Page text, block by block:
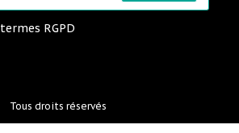
RGPD
Tous droits réservés